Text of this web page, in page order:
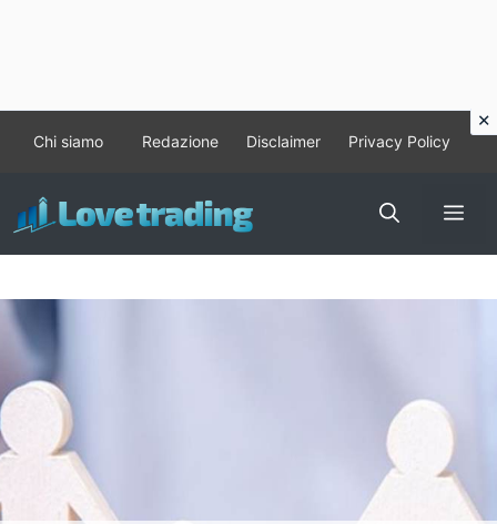
contenuto
Chi siamo Redazione Disclaimer Privacy Policy